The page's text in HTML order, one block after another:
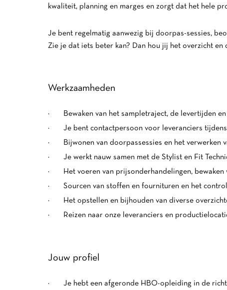
kwaliteit, planning en marges en zorgt dat het hele
Je bent regelmatig aanwezig bij doorpas-sessies,
Zie je dat iets beter kan? Dan hou jij het overzicht
Werkzaamheden
· Bewaken van het sampletraject, de levertijden
· Je bent contactpersoon voor leveranciers tijdens
· Bijwonen van doorpassessies en het verwerken
· Je werkt nauw samen met de Stylist en Fit
· Het voeren van prijsonderhandelingen, bewaken
· Sourcen van stoffen en fournituren en het
· Het opstellen en bijhouden van diverse
· Reizen naar onze leveranciers en
Jouw profiel
· Je hebt een afgeronde HBO-opleiding in de